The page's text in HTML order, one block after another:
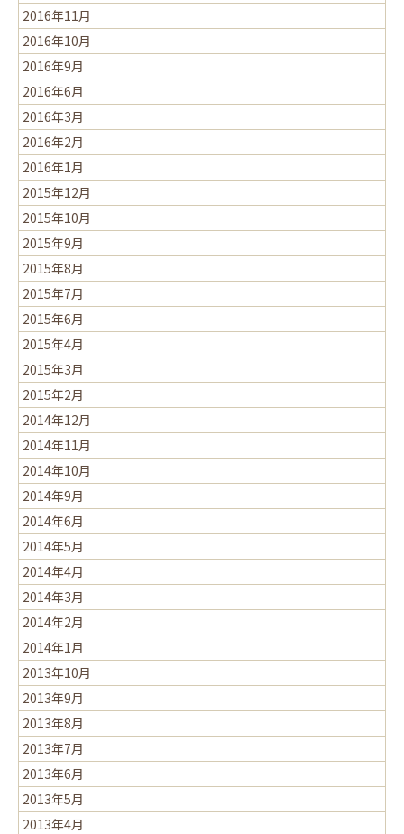
2016年11月
2016年10月
2016年9月
2016年6月
2016年3月
2016年2月
2016年1月
2015年12月
2015年10月
2015年9月
2015年8月
2015年7月
2015年6月
2015年4月
2015年3月
2015年2月
2014年12月
2014年11月
2014年10月
2014年9月
2014年6月
2014年5月
2014年4月
2014年3月
2014年2月
2014年1月
2013年10月
2013年9月
2013年8月
2013年7月
2013年6月
2013年5月
2013年4月